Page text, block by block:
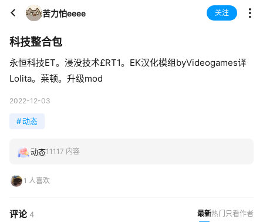
苦力怕eeee 关注
科技整合包
永恒科技ET。浸没技术£RT1。EK汉化模组byVideogames译
Lolita。莱顿。升级mod
2022-12-03
#动态
动态11117 内容
1 人喜欢
评论4 最新热门 只看作者